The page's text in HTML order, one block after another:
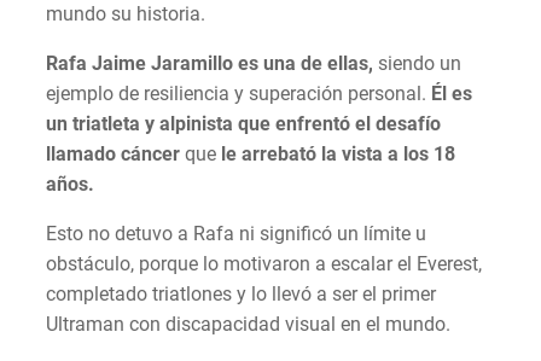
mundo su historia.
Rafa Jaime Jaramillo es una de ellas, siendo un
ejemplo de resiliencia y superación personal. Él es
un triatleta y alpinista que enfrentó el desafío
llamado cáncer que le arrebató la vista a los 18
años.
Esto no detuvo a Rafa ni significó un límite u
obstáculo, porque lo motivaron a escalar el Everest,
completado triatlones y lo llevó a ser el primer
Ultraman con discapacidad visual en el mundo.